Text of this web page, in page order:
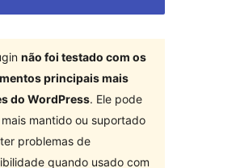
não foi testado com os
principais mais
do WordPress. Ele pode
mais mantido ou suportado
problemas de
quando usado com